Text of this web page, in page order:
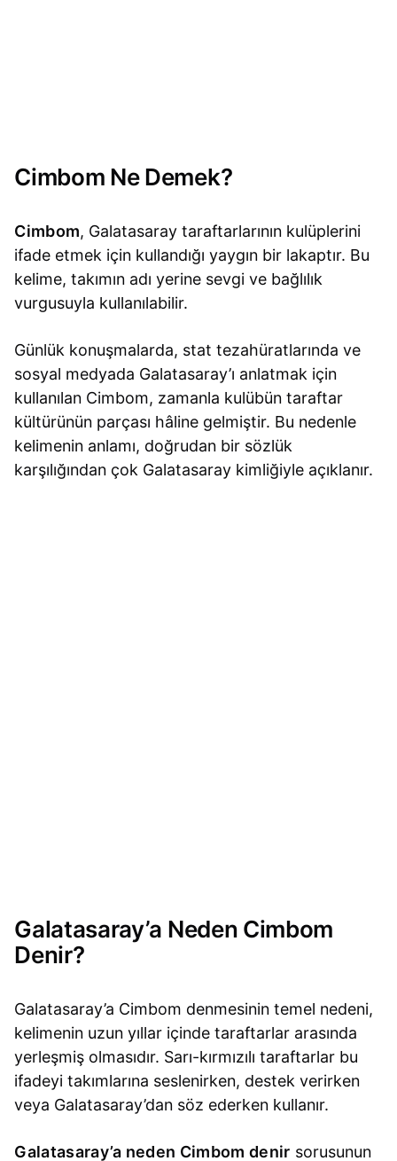
Cimbom Ne Demek?
Cimbom, Galatasaray taraftarlarının kulüplerini
ifade etmek için kullandığı yaygın bir lakaptır. Bu
kelime, takımın adı yerine sevgi ve bağlılık
vurgusuyla kullanılabilir.
Günlük konuşmalarda, stat tezahüratlarında ve
sosyal medyada Galatasaray’ı anlatmak için
kullanılan Cimbom, zamanla kulübün taraftar
kültürünün parçası hâline gelmiştir. Bu nedenle
kelimenin anlamı, doğrudan bir sözlük
karşılığından çok Galatasaray kimliğiyle açıklanır.
Galatasaray’a Neden Cimbom
Denir?
Galatasaray’a Cimbom denmesinin temel nedeni,
kelimenin uzun yıllar içinde taraftarlar arasında
yerleşmiş olmasıdır. Sarı-kırmızılı taraftarlar bu
ifadeyi takımlarına seslenirken, destek verirken
veya Galatasaray’dan söz ederken kullanır.
Galatasaray’a neden Cimbom denir sorusunun